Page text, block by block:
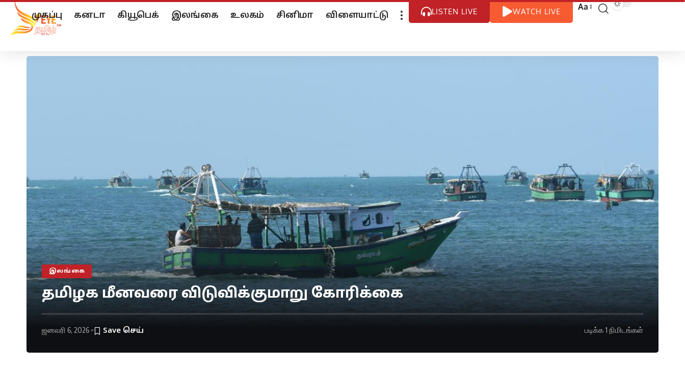
முகப்பு கனடா கியூபெக் இலங்கை உலகம் சினிமா விளையாட்டு LISTEN LIVE WATCH LIVE Aa
இலங்கை
தமிழக மீனவரை விடுவிக்குமாறு கோரிக்கை
ஜனவரி 6, 2026 படிக்க 1 நிமிடங்கள்